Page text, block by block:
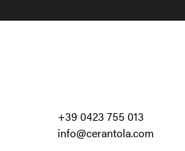
+39 0423 755 013
info@cerantola.com